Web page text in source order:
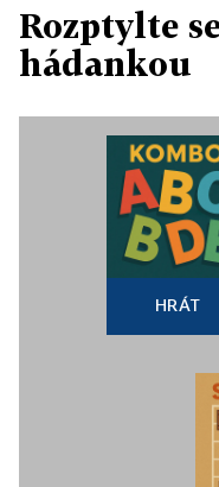
Rozptylte
hádankou
HRÁT